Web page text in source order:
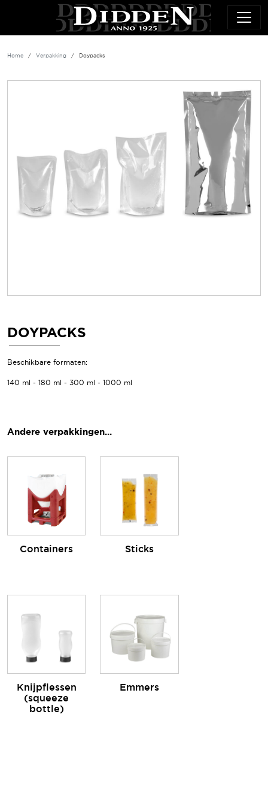
Overslaan en naar de inhoud gaan
Home Verpakking Doypacks
DOYPACKS
Beschikbare formaten:
140 ml - 180 ml - 300 ml - 1000 ml
Andere verpakkingen...
Containers Sticks
Knijpflessen
(squeeze
bottle)
Emmers